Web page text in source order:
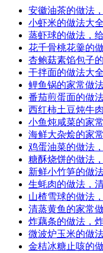
安徽油茶的做法
小虾米的做法大
蒸虾球的做法，
花千骨桃花羹的
杏鲍菇素馅包子
干拌面的做法大
鲤鱼锅的家常做
番茄煎蛋面的做
西红柿土豆炖牛
小鱼炖咸菜的家
海鲜大杂烩的家
鸡蛋油菜的做法
糖酥烧饼的做法
新鲜小竹笋的做
生蚝肉的做法，
山楂雪球的做法
清蒸黄鱼的家常
炸藕条的做法，
微波炉玉米的做
金桔冰糖止咳的